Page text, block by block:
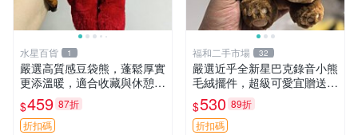
水星百貨 1
嚴選高質感豆袋熊，蓬鬆厚實
更添溫暖，適合收藏與休憩。
前胸填充飽滿，背部亦具優雅
設計。 豆袋熊 保暖 溫柔 蓬
松
$459 87折
折扣碼
福和二手市場 32
嚴選近乎全新星巴克錄音小熊
毛絨擺件，超級可愛宜贈送掛
飾 錄音小熊 毛絨擺件 贈品
$530 89折
折扣碼